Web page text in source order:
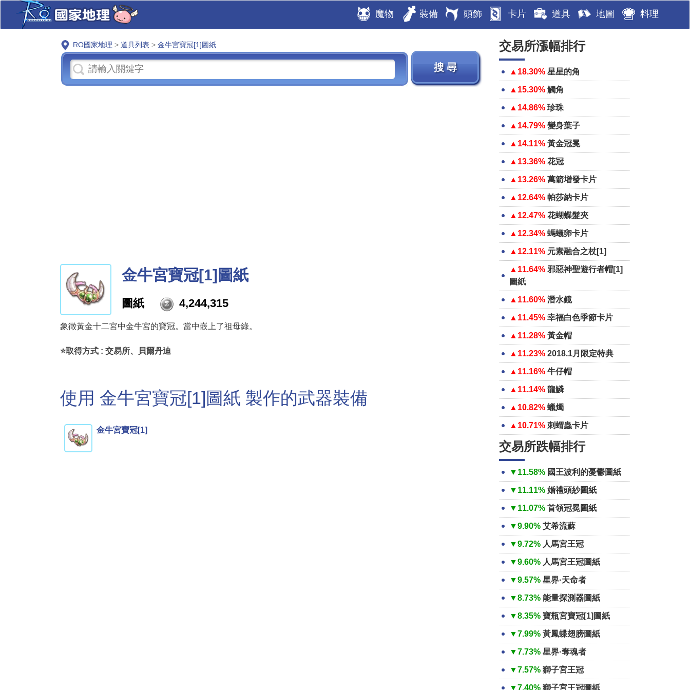
魔物 裝備 頭飾 卡片 道具 地圖 料理
RO國家地理 > 道具列表 > 金牛宮寶冠[1]圖紙
金牛宮寶冠[1]圖紙
圖紙 4,244,315
象徵黃金十二宮中金牛宮的寶冠。當中嵌上了祖母綠。
⭐取得方式 : 交易所、貝爾丹迪
使用 金牛宮寶冠[1]圖紙 製作的武器裝備
金牛宮寶冠[1]
交易所漲幅排行
▲18.30% 星星的角
▲15.30% 觸角
▲14.86% 珍珠
▲14.79% 變身葉子
▲14.11% 黃金冠冕
▲13.36% 花冠
▲13.26% 萬箭增發卡片
▲12.64% 帕莎納卡片
▲12.47% 花蝴蝶髮夾
▲12.34% 螞蟻卵卡片
▲12.11% 元素融合之杖[1]
▲11.64% 邪惡神聖遊行者帽[1]
圖紙
▲11.60% 潛水鏡
▲11.45% 幸福白色季節卡片
▲11.28% 黃金帽
▲11.23% 2018.1月限定特典
▲11.16% 牛仔帽
▲11.14% 龍鱗
▲10.82% 蠟燭
▲10.71% 刺蝟蟲卡片
交易所跌幅排行
▼11.58% 國王波利的憂鬱圖紙
▼11.11% 婚禮頭紗圖紙
▼11.07% 首領冠冕圖紙
▼9.90% 艾希流蘇
▼9.72% 人馬宮王冠
▼9.60% 人馬宮王冠圖紙
▼9.57% 星界·天命者
▼8.73% 能量探測器圖紙
▼8.35% 寶瓶宮寶冠[1]圖紙
▼7.99% 黃鳳蝶翅膀圖紙
▼7.73% 星界·奪魂者
▼7.57% 獅子宮王冠
▼7.40% 獅子宮王冠圖紙